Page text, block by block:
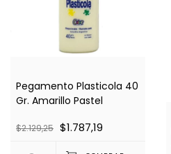
Pegamento Plasticola 40
Gr. Amarillo Pastel
$2.129,25 $1.787,19